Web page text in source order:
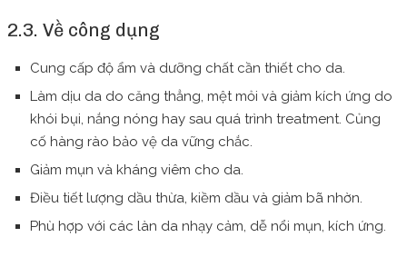
2.3. Về công dụng
Cung cấp độ ẩm và dưỡng chất cần thiết cho da.
Làm dịu da do căng thẳng, mệt mỏi và giảm kích ứng do
khói bụi, nắng nóng hay sau quá trình treatment. Củng
cố hàng rào bảo vệ da vững chắc.
Giảm mụn và kháng viêm cho da.
Điều tiết lượng dầu thừa, kiềm dầu và giảm bã nhờn.
Phù hợp với các làn da nhạy cảm, dễ nổi mụn, kích ứng.